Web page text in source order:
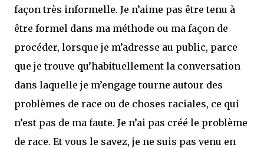
façon très informelle. Je n’aime pas être tenu à
être formel dans ma méthode ou ma façon de
procéder, lorsque je m’adresse au public, parce
que je trouve qu’habituellement la conversation
dans laquelle je m’engage tourne autour des
problèmes de race ou de choses raciales, ce qui
n’est pas de ma faute. Je n’ai pas créé le problème
de race. Et vous le savez, je ne suis pas venu en